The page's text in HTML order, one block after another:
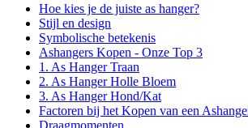
Hoe kies je de juiste as hanger?
Stijl en design
Symbolische betekenis
Ashangers Kopen - Onze Top 3
1. As Hanger Traan
2. As Hanger Holle Bloem
3. As Hanger Hond/Kat
Factoren bij het Kopen van een
Draagmomenten